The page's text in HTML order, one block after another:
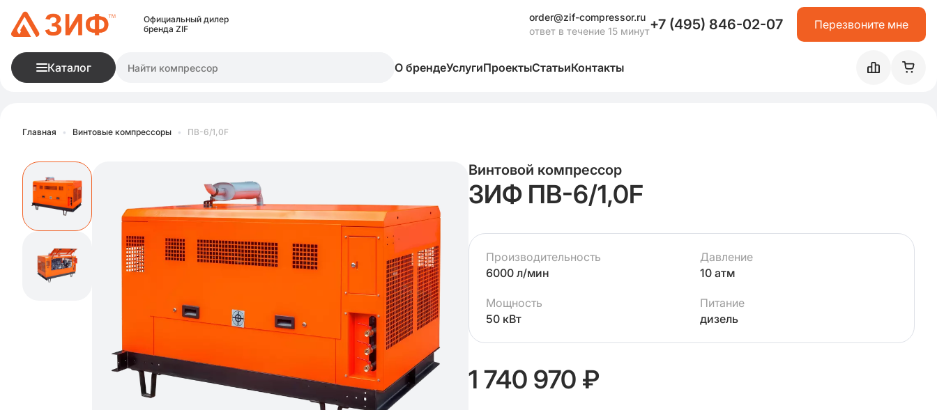
Официальный дилер
бренда ZIF
order@zif-compressor.ru
ответ в течение 15 минут+7 (495) 846-02-07 Перезвоните мне
Каталог О брендеУслугиПроектыСтатьиКонтакты
Главная • Винтовые компрессоры • ПВ-6/1,0F
Винтовой компрессор
ЗИФ ПВ-6/1,0F
Производительность
6000 л/мин
Давление
10 атм
Мощность
50 кВт
Питание
дизель
1 740 970 ₽